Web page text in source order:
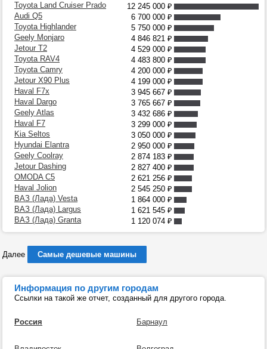
Toyota Land Cruiser Prado 12 245 000 ₽
Audi Q5
6 700 000 ₽
Toyota Highlander
5 750 000 ₽
Geely Monjaro
4 846 821 ₽
Jetour T2
4 529 000 ₽
Toyota RAV4
4 483 800 ₽
Toyota Camry
4 200 000 ₽
Jetour X90 Plus
4 199 000 ₽
Haval F7x
3 945 667 ₽
Haval Dargo
3 765 667 ₽
Geely Atlas
3 432 686 ₽
Haval F7
3 299 000 ₽
Kia Seltos
3 050 000 ₽
Hyundai Elantra
2 950 000 ₽
Geely Coolray
2 874 183 ₽
Jetour Dashing
2 827 400 ₽
OMODA C5
2 621 256 ₽
Haval Jolion
2 545 250 ₽
ВАЗ (Лада) Vesta
1 864 000 ₽
ВАЗ (Лада) Largus
1 621 545 ₽
ВАЗ (Лада) Granta
1 120 074 ₽
Далее Самые дешевые машины
Информация по другим городам
Ссылки на такой же отчет, созданный для другого города.
Россия Барнаул